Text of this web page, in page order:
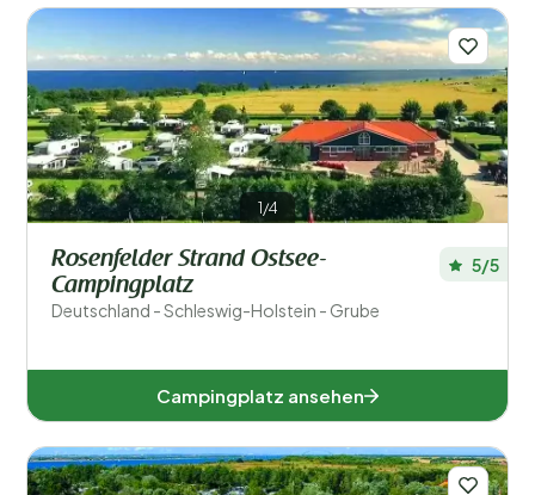
Mecklenburg-Vorpommern (3)
Schleswig-Holstein (4)
Beliebte Filter
Unterkunftstyp
Allgemein
Sport und Freizeit
1/4
Rosenfelder Strand Ostsee-
Campingplatz
Deutschland - Schleswig-Holstein - Grube
5/5
Campingplatz ansehen